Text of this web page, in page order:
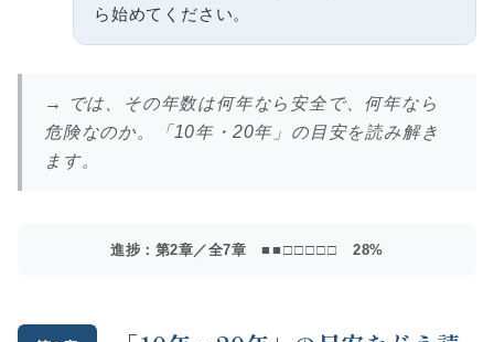
ら始めてください。
→ では、その年数は何年なら安全で、何年なら
危険なのか。「10年・20年」の目安を読み解き
ます。
進捗：第2章／全7章 ■■□□□□□ 28%